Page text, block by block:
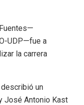
UDP—fue a
la carrera
describió un
José Antonio Kast